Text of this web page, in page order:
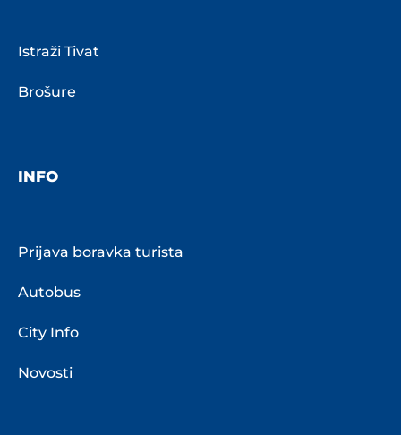
Istraži Tivat
Brošure
INFO
Prijava boravka turista
Autobus
City Info
Novosti